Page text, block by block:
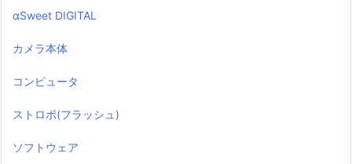
αSweet DIGITAL
カメラ本体
コンピュータ
ストロボ(フラッシュ)
ソフトウェア